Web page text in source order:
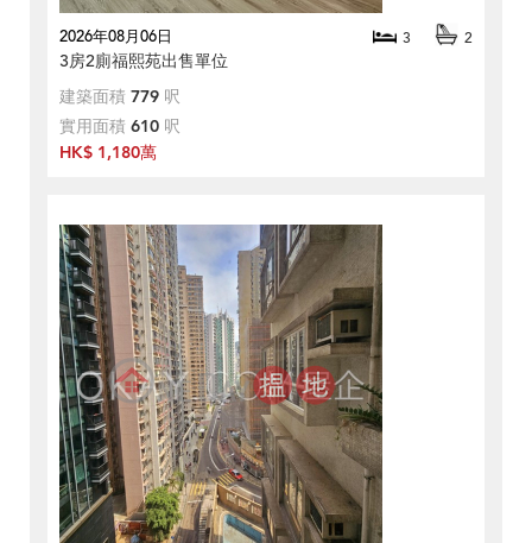
2026年08月06日 3 2
3房2廁福熙苑出售單位
建築面積 779 呎
實用面積 610 呎
HK$ 1,180萬